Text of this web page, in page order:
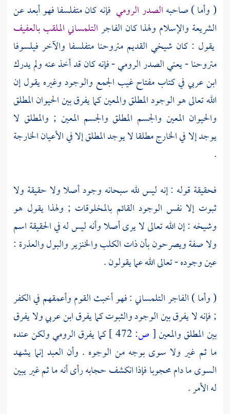
( وأما ) صاحبهالصدر الرومي فإنه كان متفلسفا فهو أبعد عن
الشريعة والإسلام ولهذا كان الفاجرالتلمسانيالملقب بالعفيف
يقول : كان شيخي القديم متروحنا متفلسفا والآخر فيلسوفا
متروحنا - يعنيالصدر الرومي- فإنه كان قد أخذ عنه ولم يدرك
ابن عربيفي كتاب مفتاح غيب الجمع والوجود وغيره يقول إن
الله تعالى هو الوجود المطلق والمعين كما يفرق بين الحيوان المطلق
والحيوان المعين والجسم المطلق والجسم المعين ; والمطلق لا
يوجد إلا في الخارج مطلقا لا يوجد المطلق إلا في الأعيان الخارجة
.
فحقيقة قوله : إنه ليس لله سبحانه وجود أصلا ولا حقيقة ولا
ثبوت إلا نفس الوجود القائم بالمخلوقات ; ولهذا يقول هو
وشيخه : إن الله تعالى لا يرى أصلا وأنه ليس له في الحقيقة اسم
ولا صفة ويصرحون بأن ذات الكلب والخنزير والبول والعذرة :
عين وجوده - تعالى الله عما يقولون .
( وأما ) الفاجرالتلمساني: فهو أخبث القوم وأعمقهم في الكفر
; فإنه لا يفرق بين الوجود والثبوت كما يفرقابن عربيولا يفرق
بين المطلق والمعين[ص: كما يفرقالروميولكن عنده
ما ثم غير ولا سوى بوجه من الوجوه . وأن العبد إنما يشهد
السوى ما دام محجوبا فإذا انكشف حجابه رأى أنه ما ثم غير يبين
له الأمر .